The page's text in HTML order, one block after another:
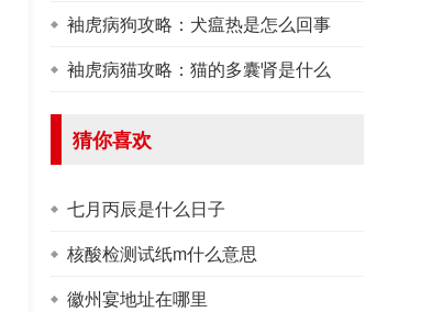
袖虎病狗攻略：犬瘟热是怎么回事
袖虎病猫攻略：猫的多囊肾是什么
猜你喜欢
七月丙辰是什么日子
核酸检测试纸m什么意思
徽州宴地址在哪里